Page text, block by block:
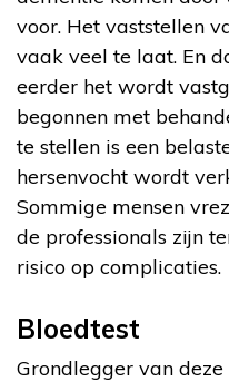
voor. Het vaststellen
vaak veel te laat. En
eerder het wordt
begonnen met
te stellen is een
hersenvocht wordt
Sommige mensen
de professionals zijn
risico op complicaties.
Bloedtest
Grondlegger van